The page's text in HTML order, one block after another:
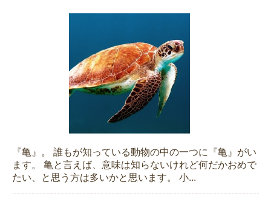
『亀』。 誰もが知っている動物の中の一つに『亀』がい
ます。 亀と言えば、意味は知らないけれど何だかおめで
たい、と思う方は多いかと思います。 小...